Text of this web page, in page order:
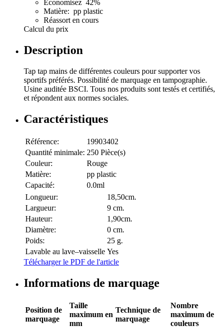
Économisez 42%
Matière: pp plastic
Réassort en cours
Calcul du prix
Description
Tap tap mains de différentes couleurs pour supporter vos
sportifs préférés. Possibilité de marquage en tampographie.
Usine auditée BSCI. Tous nos produits sont testés et certifiés,
et répondent aux normes sociales.
Caractéristiques
Référence:
19903402
Quantité minimale: 250 Pièce(s)
Couleur:
Rouge
Matière:
pp plastic
Capacité:
0.0ml
Longueur:
18,50cm.
Largueur:
9 cm.
Hauteur:
1,90cm.
Diamètre:
0 cm.
Poids:
25 g.
Lavable au lave–vaisselle Yes
Télécharger le PDF de l'article
Informations de marquage
Position de
marquage
Taille
maximum en
mm
Technique de
marquage
Nombre
maximum de
couleurs